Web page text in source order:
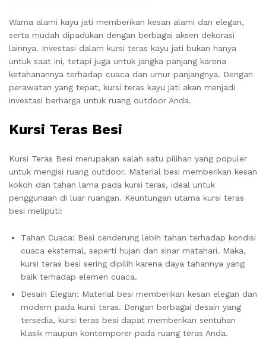
Warna alami kayu jati memberikan kesan alami dan elegan,
serta mudah dipadukan dengan berbagai aksen dekorasi
lainnya. Investasi dalam kursi teras kayu jati bukan hanya
untuk saat ini, tetapi juga untuk jangka panjang karena
ketahanannya terhadap cuaca dan umur panjangnya. Dengan
perawatan yang tepat, kursi teras kayu jati akan menjadi
investasi berharga untuk ruang outdoor Anda.
Kursi Teras Besi
Kursi Teras Besi merupakan salah satu pilihan yang populer
untuk mengisi ruang outdoor. Material besi memberikan kesan
kokoh dan tahan lama pada kursi teras, ideal untuk
penggunaan di luar ruangan. Keuntungan utama kursi teras
besi meliputi:
Tahan Cuaca: Besi cenderung lebih tahan terhadap kondisi
cuaca eksternal, seperti hujan dan sinar matahari. Maka,
kursi teras besi sering dipilih karena daya tahannya yang
baik terhadap elemen cuaca.
Desain Elegan: Material besi memberikan kesan elegan dan
modern pada kursi teras. Dengan berbagai desain yang
tersedia, kursi teras besi dapat memberikan sentuhan
klasik maupun kontemporer pada ruang teras Anda.